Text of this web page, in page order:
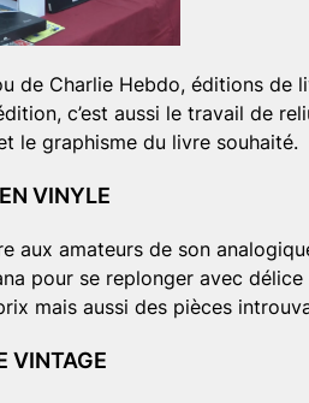
de Charlie Hebdo, éditions
c’est aussi le travail
le graphisme du livre souhaité.
VINYLE
aux amateurs de son
pour se replonger avec
mais aussi des pièces
VINTAGE